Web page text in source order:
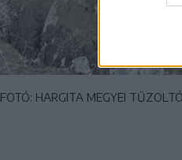
FOTÓ: HARGITA MEGYEI